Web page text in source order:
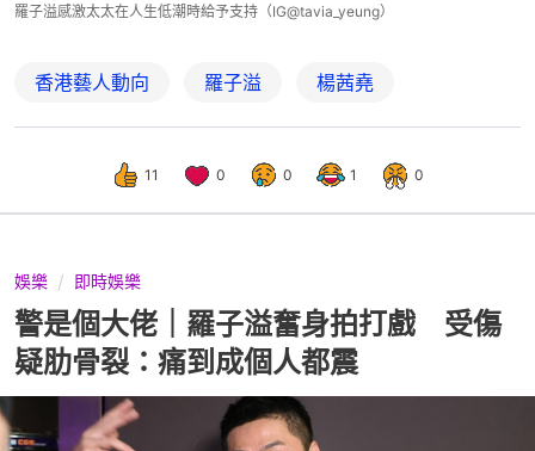
羅子溢感激太太在人生低潮時給予支持（IG@tavia_yeung）
香港藝人動向 羅子溢 楊茜堯
11 0 0 1 0
娛樂 即時娛樂
警是個大佬｜羅子溢奮身拍打戲 受傷
疑肋骨裂：痛到成個人都震